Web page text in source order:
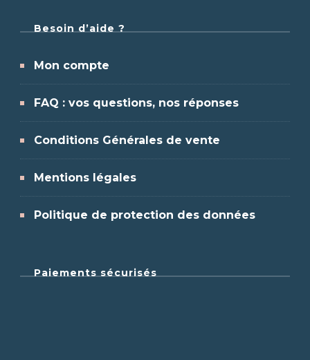
Besoin d’aide ?
Mon compte
FAQ : vos questions, nos réponses
Conditions Générales de vente
Mentions légales
Politique de protection des données
Paiements sécurisés